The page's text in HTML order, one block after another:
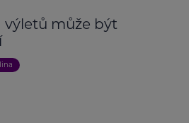
může být